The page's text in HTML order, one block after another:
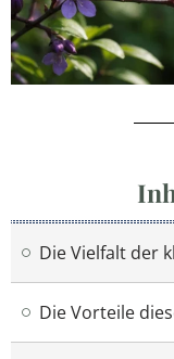
Die Vielfalt der
Die Vorteile